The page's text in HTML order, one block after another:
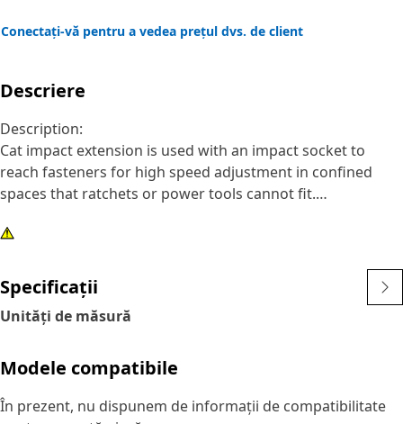
Conectați-vă pentru a vedea prețul dvs. de client
Descriere
Description:
Cat impact extension is used with an impact socket to
reach fasteners for high speed adjustment in confined
spaces that ratchets or power tools cannot fit.
Attributes:
• Features a pin design to hold on sockets
• Black oxide finish
Specificații
Unități de măsură
Modele compatibile
În prezent, nu dispunem de informații de compatibilitate